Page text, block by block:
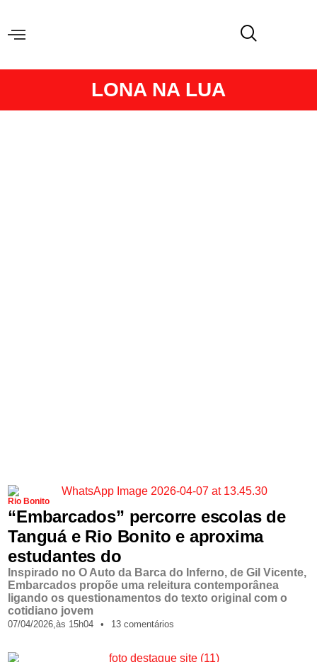
LONA NA LUA
Rio Bonito
“Embarcados” percorre escolas de
Tanguá e Rio Bonito e aproxima
estudantes do
Inspirado no O Auto da Barca do Inferno, de Gil Vicente,
Embarcados propõe uma releitura contemporânea
ligando os questionamentos do texto original com o
cotidiano jovem
07/04/2026,às 15h04 • 13 comentários